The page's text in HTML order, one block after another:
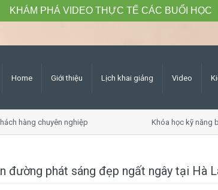
Home Giới thiệu Lịch khai giảng Video
hàng chuyên nghiệp Khóa học kỹ năng
đường phát sáng đẹp ngất ngây tại Hà
KHÁM PHÁ VIDEO THỰC TẾ CÁC BUỔI HỌC